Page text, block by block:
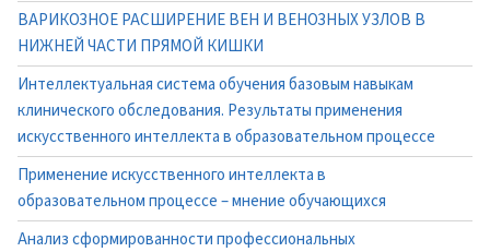
ВАРИКОЗНОЕ РАСШИРЕНИЕ ВЕН И ВЕНОЗНЫХ УЗЛОВ В
НИЖНЕЙ ЧАСТИ ПРЯМОЙ КИШКИ
Интеллектуальная система обучения базовым навыкам
клинического обследования. Результаты применения
искусственного интеллекта в образовательном процессе
Применение искусственного интеллекта в
образовательном процессе – мнение обучающихся
Анализ сформированности профессиональных